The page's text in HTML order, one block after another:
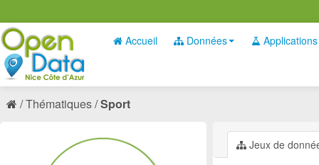
Accueil Données Applications
Thématiques Sport
Jeux de